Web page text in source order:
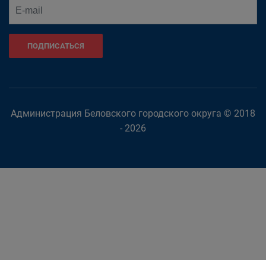
ПОДПИСАТЬСЯ
Администрация Беловского городского округа © 2018
- 2026